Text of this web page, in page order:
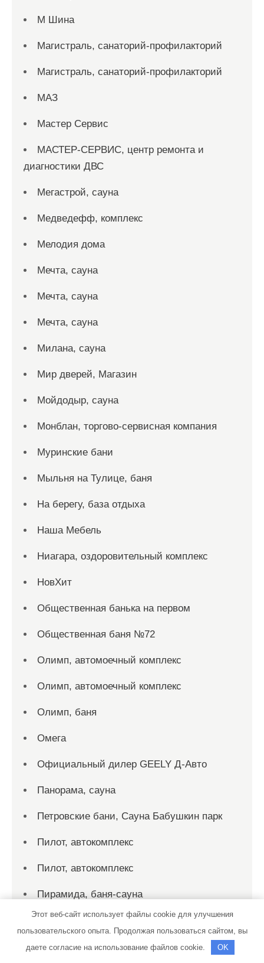
М Шина
Магистраль, санаторий-профилакторий
Магистраль, санаторий-профилакторий
МАЗ
Мастер Сервис
МАСТЕР-СЕРВИС, центр ремонта и
диагностики ДВС
Мегастрой, сауна
Медведефф, комплекс
Мелодия дома
Мечта, сауна
Мечта, сауна
Мечта, сауна
Милана, сауна
Мир дверей, Магазин
Мойдодыр, сауна
Монблан, торгово-сервисная компания
Муринские бани
Мыльня на Тулице, баня
На берегу, база отдыха
Наша Мебель
Ниагара, оздоровительный комплекс
НовХит
Общественная банька на первом
Общественная баня №72
Олимп, автомоечный комплекс
Олимп, автомоечный комплекс
Олимп, баня
Омега
Официальный дилер GEELY Д-Авто
Панорама, сауна
Петровские бани, Сауна Бабушкин парк
Пилот, автокомплекс
Пилот, автокомплекс
Пирамида, баня-сауна
Пит-стоп
Планета Авто Эксперт
Этот веб-сайт использует файлы cookie для улучшения
пользовательского опыта. Продолжая пользоваться сайтом, вы
даете согласие на использование файлов cookie.
OK